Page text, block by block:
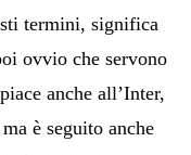
termini, significa
ovvio che servono
anche all’Inter,
è seguito anche